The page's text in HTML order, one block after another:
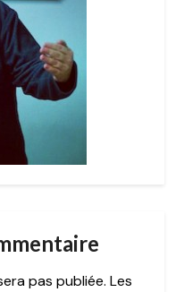
pas publiée. Les